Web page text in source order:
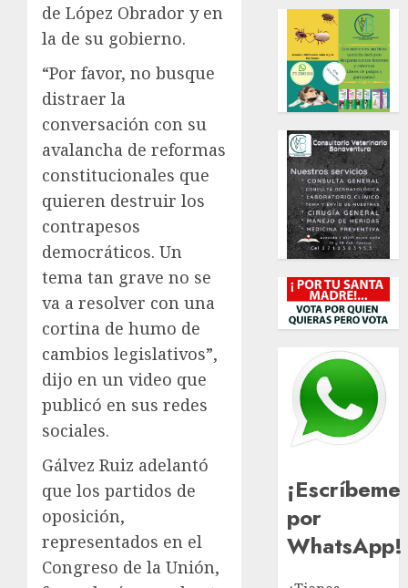
de López Obrador y en
la de su gobierno.
“Por favor, no busque
distraer la
conversación con su
avalancha de reformas
constitucionales que
quieren destruir los
contrapesos
democráticos. Un
tema tan grave no se
va a resolver con una
cortina de humo de
cambios legislativos”,
dijo en un video que
publicó en sus redes
sociales.
Gálvez Ruiz adelantó
que los partidos de
oposición,
representados en el
Congreso de la Unión,
¡Escríbeme
por
WhatsApp!